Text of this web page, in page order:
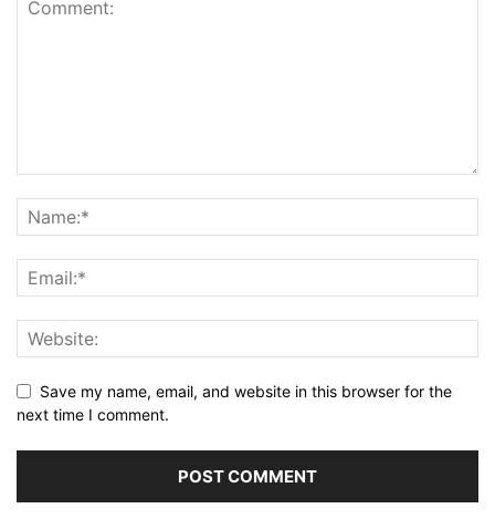
Save my name, email, and website in this browser for the
next time I comment.